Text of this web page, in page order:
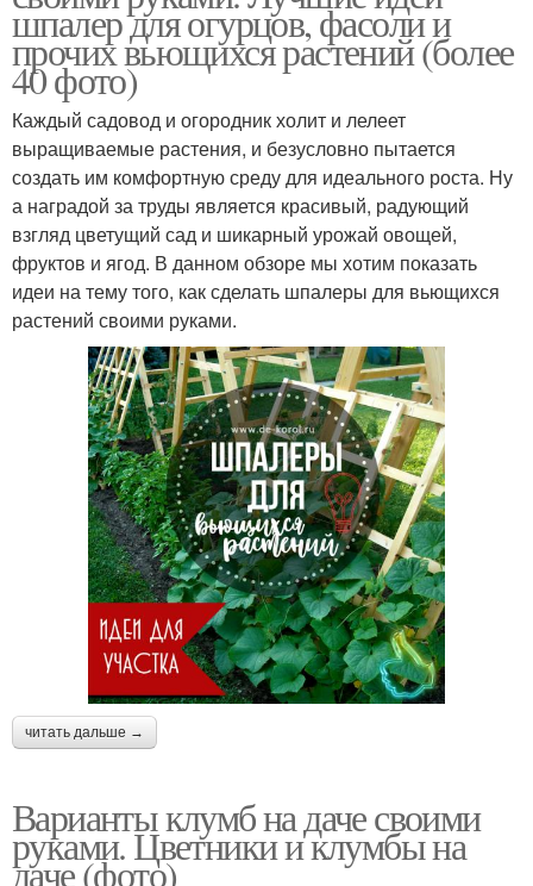
шпалер для огурцов, фасоли и
прочих вьющихся растений (более
40 фото)
Каждый садовод и огородник холит и лелеет
выращиваемые растения, и безусловно пытается
создать им комфортную среду для идеального роста. Ну
а наградой за труды является красивый, радующий
взгляд цветущий сад и шикарный урожай овощей,
фруктов и ягод. В данном обзоре мы хотим показать
идеи на тему того, как сделать шпалеры для вьющихся
растений своими руками.
читать дальше →
Варианты клумб на даче своими
руками. Цветники и клумбы на
даче (фото)